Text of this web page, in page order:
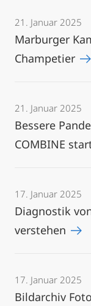
21. Januar 2025
Marburger
Champetier
21. Januar 2025
Bessere
COMBINE
17. Januar 2025
Diagnostik
verstehen
17. Januar 2025
Bildarchiv